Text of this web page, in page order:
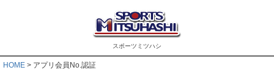
スポーツミツハシ
HOME アプリ会員No.認証